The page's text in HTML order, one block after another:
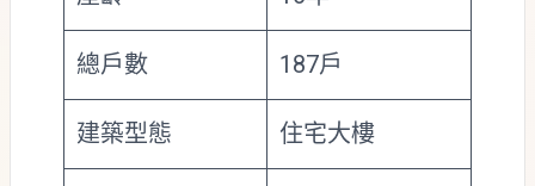
總戶數 187戶
建築型態 住宅大樓